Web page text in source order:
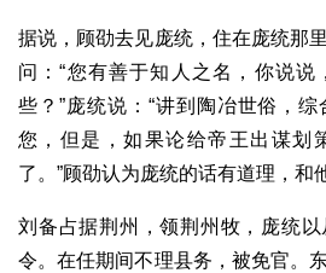
据说，顾劭去见庞统，住在庞统那
问：“您有善于知人之名，你说说
些？”庞统说：“讲到陶冶世俗，
您，但是，如果论给帝王出谋划
了。”顾劭认为庞统的话有道理，和
刘备占据荆州，领荆州牧，庞统
令。在任期间不理县务，被免官。